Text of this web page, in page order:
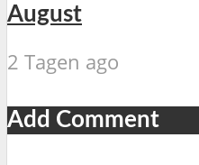
August
2 Tagen ago
Add Comment